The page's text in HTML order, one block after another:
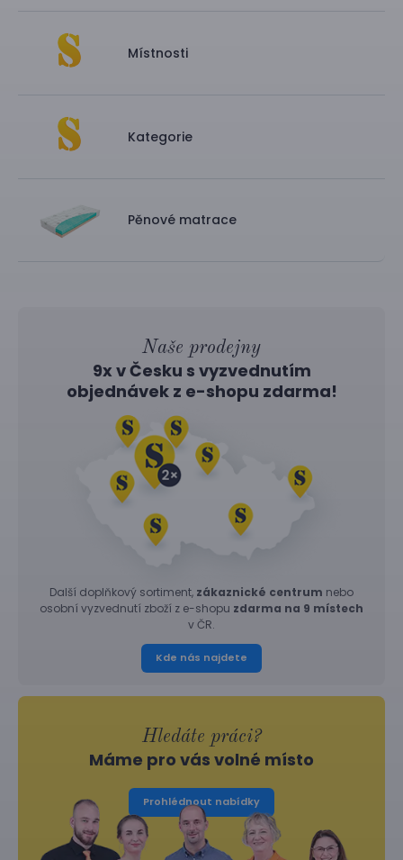
Místnosti
Kategorie
Pěnové matrace
Naše prodejny
9x v Česku s vyzvednutím
objednávek z e-shopu zdarma!
Další doplňkový sortiment, zákaznické centrum nebo
osobní vyzvednutí zboží z e-shopu zdarma na 9 místech
v ČR.
Kde nás najdete
Hledáte práci?
Máme pro vás volné místo
Prohlédnout nabídky